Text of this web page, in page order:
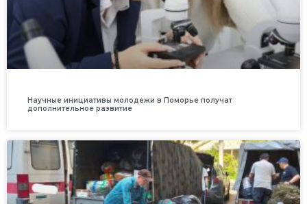
Научные инициативы молодежи в Поморье получат
дополнительное развитие